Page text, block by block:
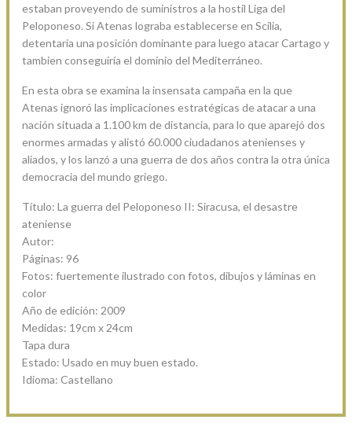
estaban proveyendo de suministros a la hostil Liga del
Peloponeso. Si Atenas lograba establecerse en Scilia,
detentaria una posición dominante para luego atacar Cartago y
tambien conseguiría el dominio del Mediterráneo.
En esta obra se examina la insensata campaña en la que
Atenas ignoró las implicaciones estratégicas de atacar a una
nación situada a 1.100 km de distancia, para lo que aparejó dos
enormes armadas y alistó 60.000 ciudadanos atenienses y
aliados, y los lanzó a una guerra de dos años contra la otra única
democracia del mundo griego.
Título: La guerra del Peloponeso II: Siracusa, el desastre
ateniense
Autor:
Páginas: 96
Fotos: fuertemente ilustrado con fotos, dibujos y láminas en
color
Año de edición: 2009
Medidas: 19cm x 24cm
Tapa dura
Estado: Usado en muy buen estado.
Idioma: Castellano